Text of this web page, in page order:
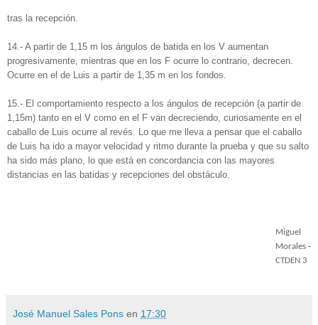
tras la recepción.
14.‐ A partir de 1,15 m los ángulos de batida en los V aumentan
progresivamente, mientras que en los F ocurre lo contrario, decrecen.
Ocurre en el de Luis a partir de 1,35 m en los fondos.
15.‐ El comportamiento respecto a los ángulos de recepción (a partir de
1,15m) tanto en el V como en el F van decreciendo, curiosamente en el
caballo de Luis ocurre al revés. Lo que me lleva a pensar que el caballo
de Luis ha ido a mayor velocidad y ritmo durante la prueba y que su salto
ha sido más plano, lo que está en concordancia con las mayores
distancias en las batidas y recepciones del obstáculo.
Miguel
Morales ‐
CTDEN 3
José Manuel Sales Pons en 17:30